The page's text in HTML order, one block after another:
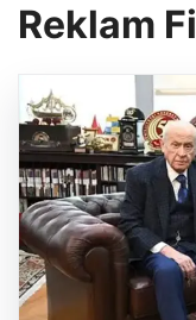
Reklam